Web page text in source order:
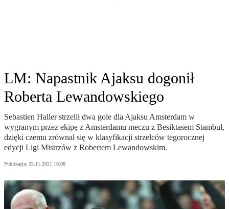
LM: Napastnik Ajaksu dogonił
Roberta Lewandowskiego
Sebastien Haller strzelił dwa gole dla Ajaksu Amsterdam w
wygranym przez ekipę z Amsterdamu meczu z Besiktasem Stambuł,
dzięki czemu zrównał się w klasyfikacji strzelców tegorocznej
edycji Ligi Mistrzów z Robertem Lewandowskim.
Publikacja: 25.11.2021 16:08